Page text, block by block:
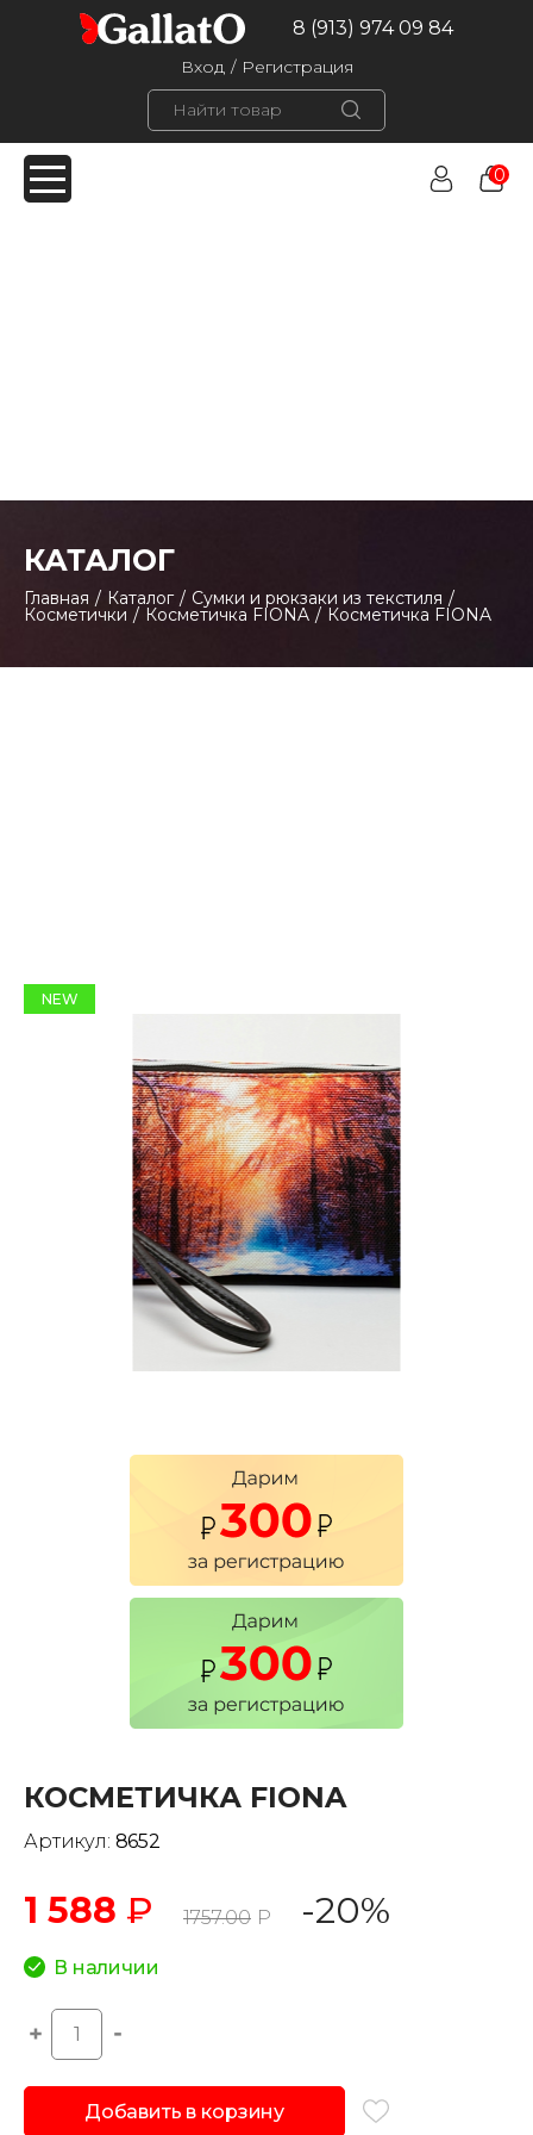
8 (913) 974 09 84
Вход / Регистрация
0
КАТАЛОГ
Главная / Каталог / Сумки и рюкзаки из текстиля /
Косметички / Косметичка FIONA / Косметичка FIONA
NEW
КОСМЕТИЧКА FIONA
Артикул: 8652
1 588 ₽ 1757.00 Р -20%
В наличии
Добавить в корзину